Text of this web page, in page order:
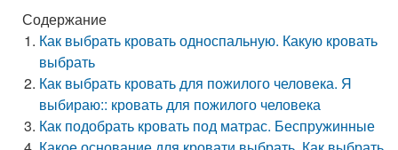
Содержание
Как выбрать кровать односпальную. Какую кровать
выбрать
Как выбрать кровать для пожилого человека. Я
выбираю:: кровать для пожилого человека
Как подобрать кровать под матрас. Беспружинные